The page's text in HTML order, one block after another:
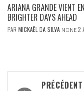
ARIANA GRANDE VIENT
BRIGHTER DAYS AHEAD
PAR MICKAËL DA SILVA NONE2
Navigation
PRÉCÉDENT